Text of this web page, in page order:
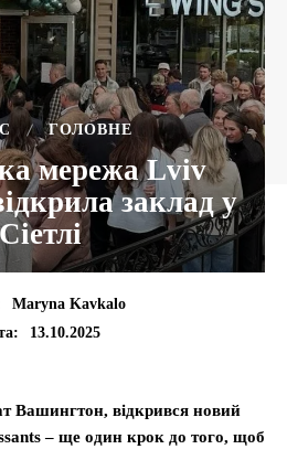
ГОЛОВНЕ
мережа Lviv
заклад у
Maryna Kavkalo
13.10.2025
Вашингтон, відкрився новий
– ще один крок до того, щоб